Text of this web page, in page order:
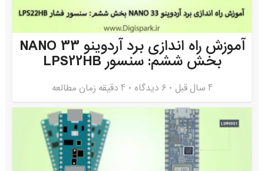
آموزش راه اندازی برد آردوینو NANO 33
بخش ششم: سنسور LPS22HB
4 سال قبل ۶ دیدگاه 4 دقیقه زمان مطالعه